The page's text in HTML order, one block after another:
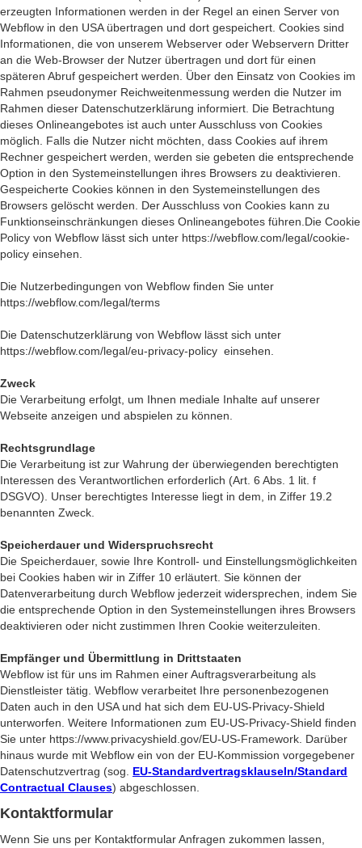
erzeugten Informationen werden in der Regel an einen Server von
Webflow in den USA übertragen und dort gespeichert. Cookies sind
Informationen, die von unserem Webserver oder Webservern Dritter
an die Web-Browser der Nutzer übertragen und dort für einen
späteren Abruf gespeichert werden. Über den Einsatz von Cookies im
Rahmen pseudonymer Reichweitenmessung werden die Nutzer im
Rahmen dieser Datenschutzerklärung informiert. Die Betrachtung
dieses Onlineangebotes ist auch unter Ausschluss von Cookies
möglich. Falls die Nutzer nicht möchten, dass Cookies auf ihrem
Rechner gespeichert werden, werden sie gebeten die entsprechende
Option in den Systemeinstellungen ihres Browsers zu deaktivieren.
Gespeicherte Cookies können in den Systemeinstellungen des
Browsers gelöscht werden. Der Ausschluss von Cookies kann zu
Funktionseinschränkungen dieses Onlineangebotes führen.Die Cookie
Policy von Webflow lässt sich unter https://webflow.com/legal/cookie-
policy einsehen.
Die Nutzerbedingungen von Webflow finden Sie unter
https://webflow.com/legal/terms
Die Datenschutzerklärung von Webflow lässt sich unter
https://webflow.com/legal/eu-privacy-policy einsehen.
Zweck
Die Verarbeitung erfolgt, um Ihnen mediale Inhalte auf unserer
Webseite anzeigen und abspielen zu können.
Rechtsgrundlage
Die Verarbeitung ist zur Wahrung der überwiegenden berechtigten
Interessen des Verantwortlichen erforderlich (Art. 6 Abs. 1 lit. f
DSGVO). Unser berechtigtes Interesse liegt in dem, in Ziffer 19.2
benannten Zweck.
Speicherdauer und Widerspruchsrecht
Die Speicherdauer, sowie Ihre Kontroll- und Einstellungsmöglichkeiten
bei Cookies haben wir in Ziffer 10 erläutert. Sie können der
Datenverarbeitung durch Webflow jederzeit widersprechen, indem Sie
die entsprechende Option in den Systemeinstellungen ihres Browsers
deaktivieren oder nicht zustimmen Ihren Cookie weiterzuleiten.
Empfänger und Übermittlung in Drittstaaten
Webflow ist für uns im Rahmen einer Auftragsverarbeitung als
Dienstleister tätig. Webflow verarbeitet Ihre personenbezogenen
Daten auch in den USA und hat sich dem EU-US-Privacy-Shield
unterworfen. Weitere Informationen zum EU-US-Privacy-Shield finden
Sie unter https://www.privacyshield.gov/EU-US-Framework. Darüber
hinaus wurde mit Webflow ein von der EU-Kommission vorgegebener
Datenschutzvertrag (sog. EU-Standardvertragsklauseln/Standard
Contractual Clauses) abgeschlossen.
Kontaktformular
Wenn Sie uns per Kontaktformular Anfragen zukommen lassen,